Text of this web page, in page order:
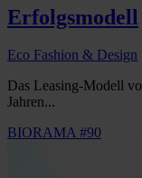
Erfolgsmodell
Eco Fashion & Design
Das Leasing-Modell
Jahren...
BIORAMA #90